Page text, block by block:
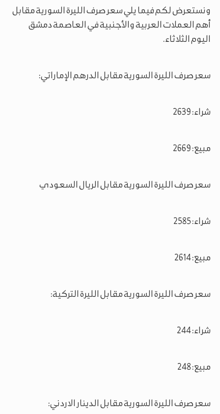
ونستعرض لكم فيما يلي سعر صرف الليرة السورية مقابل
أهم العملات العربية والأجنبية في العاصمة دمشق
اليوم الثلاثاء.
سعر صرف الليرة السورية مقابل الدرهم الإماراتي:
شراء: 2639
مبيع: 2669
سعر صرف الليرة السورية مقابل الريال السعودي
شراء: 2585
مبيع: 2614
سعر صرف الليرة السورية مقابل الليرة التركية:
شراء: 244
مبيع: 248
سعر صرف الليرة السورية مقابل الدينار الاردني: